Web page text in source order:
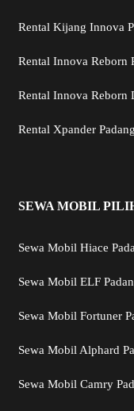
Rental Kijang Innova
Rental Innova Reborn
Rental Innova Reborn
Rental Xpander Padang
SEWA MOBIL
Sewa Mobil Hiace
Sewa Mobil ELF
Sewa Mobil Fortuner
Sewa Mobil Alphard
Sewa Mobil Camry